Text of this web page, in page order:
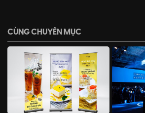
CÙNG CHUYÊN MỤC